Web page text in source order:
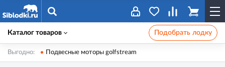
Каталог товаров Подобрать лодку
Выгодно: Подвесные моторы golfstream